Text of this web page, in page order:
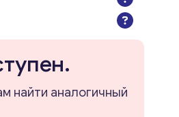
найти аналогичный